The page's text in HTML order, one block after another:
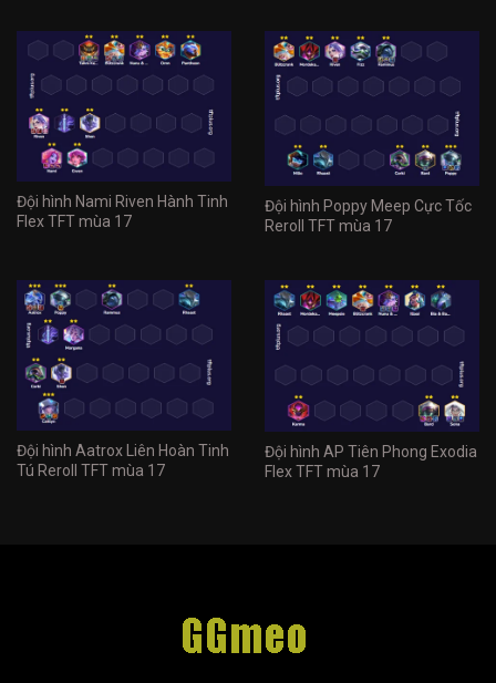
Đội hình Nami Riven Hành Tinh
Flex TFT mùa 17
Đội hình Poppy Meep Cực Tốc
Reroll TFT mùa 17
Đội hình Aatrox Liên Hoàn Tinh
Tú Reroll TFT mùa 17
Đội hình AP Tiên Phong Exodia
Flex TFT mùa 17